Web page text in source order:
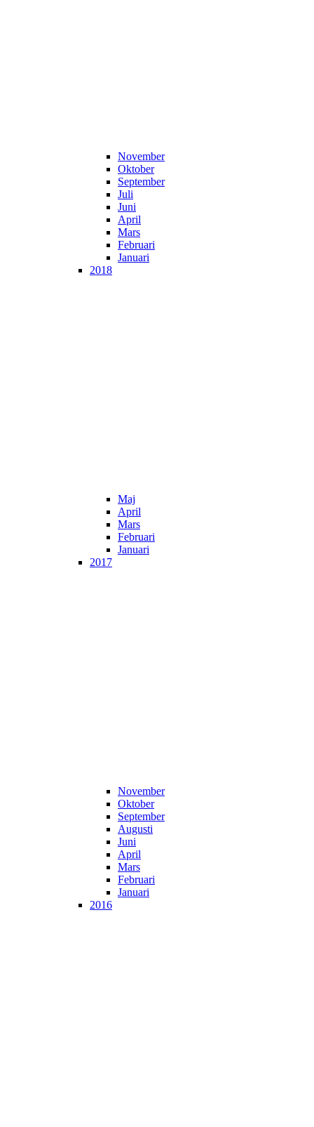
November
Oktober
September
Juli
Juni
April
Mars
Februari
Januari
2018
Maj
April
Mars
Februari
Januari
2017
November
Oktober
September
Augusti
Juni
April
Mars
Februari
Januari
2016